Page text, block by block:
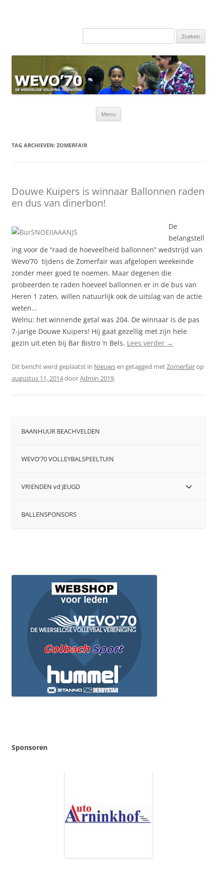
Zoeken
Menu
TAG ARCHIEVEN: ZOMERFAIR
Douwe Kuipers is winnaar Ballonnen raden
en dus van dinerbon!
De
belangstell
ing voor de “raad de hoeveelheid ballonnen” wedstrijd van
Wevo’70 tijdens de Zomerfair was afgelopen weekeinde
zonder meer goed te noemen. Maar degenen die
probeerden te raden hoeveel ballonnen er in de bus van
Heren 1 zaten, willen natuurlijk ook de uitslag van de actie
weten…
Welnu: het winnende getal was 204. De winnaar is de pas
7-jarige Douwe Kuipers! Hij gaat gezellig met zijn hele
gezin uit eten bij Bar Bistro ’n Bels. Lees verder →
Dit bericht werd geplaatst in Nieuwsen getagged metZomerfairop
augustus 11, 2014doorAdmin 2019.
BAANHUUR BEACHVELDEN
WEVO’70 VOLLEYBALSPEELTUIN
VRIENDEN vd JEUGD
BALLENSPONSORS
Sponsoren